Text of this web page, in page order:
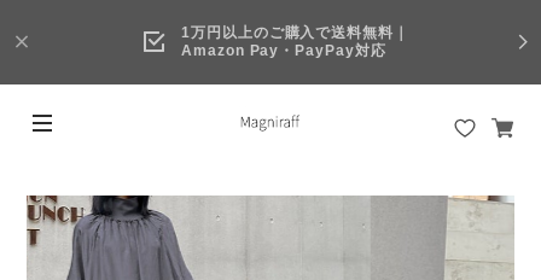
1万円以上のご購入で送料無料｜
Amazon Pay・PayPay対応